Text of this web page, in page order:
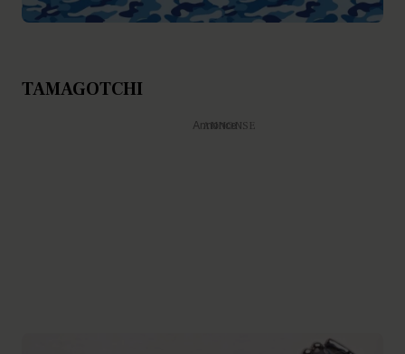
TAMAGOTCHI
Annonce